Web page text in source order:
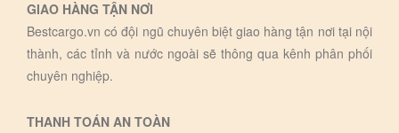
GIAO HÀNG TẬN NƠI
Bestcargo.vn có đội ngũ chuyên biệt giao hàng tận nơi tại nội
thành, các tỉnh và nước ngoài sẽ thông qua kênh phân phối
chuyên nghiệp.
THANH TOÁN AN TOÀN